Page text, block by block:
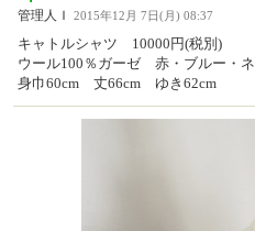
管理人Ｉ 2015年12月 7日(月) 08:37
キャトルシャツ 10000円(税別)
ウール100％ガーゼ 赤・ブルー・
身巾60cm 丈66cm ゆき62cm